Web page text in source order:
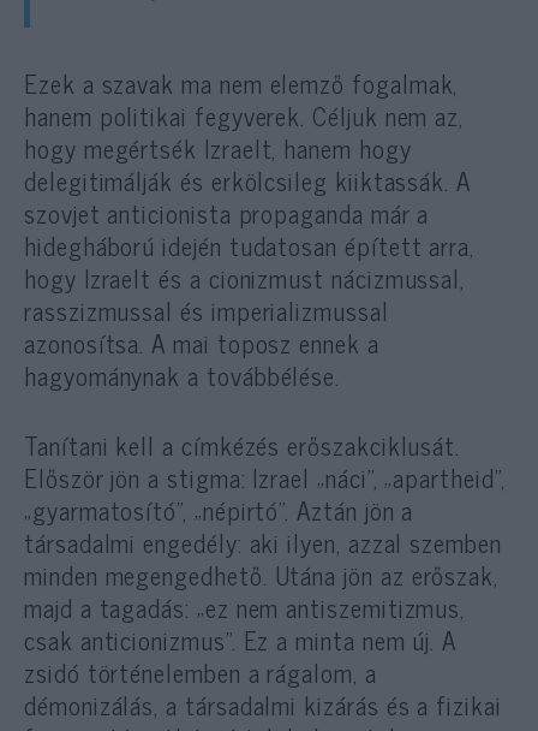
Ezek a szavak ma nem elemző fogalmak,
hanem politikai fegyverek. Céljuk nem az,
hogy megértsék Izraelt, hanem hogy
delegitimálják és erkölcsileg kiiktassák. A
szovjet anticionista propaganda már a
hidegháború idején tudatosan épített arra,
hogy Izraelt és a cionizmust nácizmussal,
rasszizmussal és imperializmussal
azonosítsa. A mai toposz ennek a
hagyománynak a továbbélése.
Tanítani kell a címkézés erőszakciklusát.
Először jön a stigma: Izrael „náci”, „apartheid”,
„gyarmatosító”, „népirtó”. Aztán jön a
társadalmi engedély: aki ilyen, azzal szemben
minden megengedhető. Utána jön az erőszak,
majd a tagadás: „ez nem antiszemitizmus,
csak anticionizmus”. Ez a minta nem új. A
zsidó történelemben a rágalom, a
démonizálás, a társadalmi kizárás és a fizikai